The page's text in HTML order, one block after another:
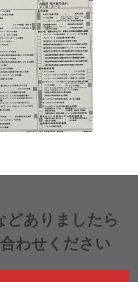
どありましたら
わせください